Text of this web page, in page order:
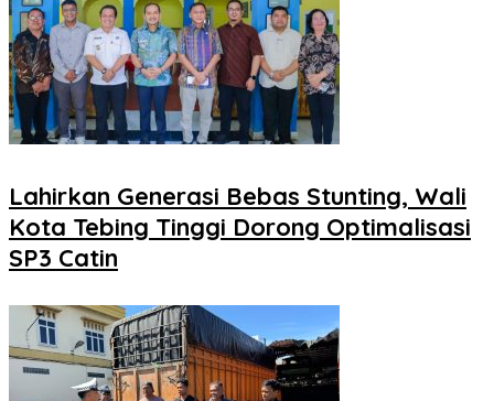
Lahirkan Generasi Bebas Stunting, Wali
Kota Tebing Tinggi Dorong Optimalisasi
SP3 Catin